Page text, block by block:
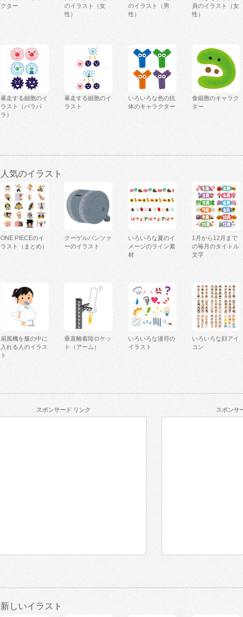
クター
のイラスト（女
性）
のイラスト（男
性）
員のイラスト（女
性）
暴走する細胞のイ
ラスト（バラバ
ラ）
暴走する細胞のイ
ラスト
いろいろな色の抗
体のキャラクター
食細胞のキャラク
ター
人気のイラスト
ONE PIECEのイ
ラスト（まとめ）
クーゲルパンツァ
ーのイラスト
いろいろな夏のイ
メージのライン素
材
1月から12月まで
の毎月のタイトル
文字
扇風機を服の中に
入れる人のイラス
ト
垂直離着陸ロケッ
ト（アーム）
いろいろな漫符の
イラスト
いろいろな顔アイ
コン
スポンサード リンク スポンサ
新しいイラスト